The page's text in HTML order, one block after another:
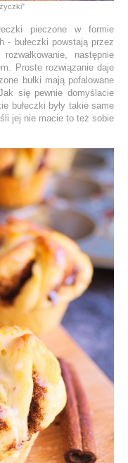
pieczone w formie
- bułeczki powstają przez
następnie
Proste rozwiązanie daje
bułki mają pofalowane
się pewnie domyślacie
bułeczki były takie same
jej nie macie to też sobie